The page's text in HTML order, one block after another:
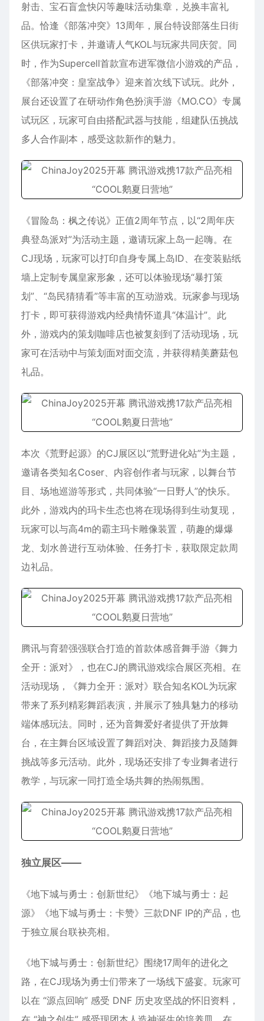
射击、宝石盲盒快闪等趣味活动集章，兑换丰富礼
品。恰逢《部落冲突》13周年，展台特设部落生日街
区供玩家打卡，并邀请人气KOL与玩家共同庆贺。同
时，作为Supercell首款宣布进军微信小游戏的产品，
《部落冲突：皇室战争》迎来首次线下试玩。此外，
展台还设置了在研动作角色扮演手游《MO.CO》专属
试玩区，玩家可自由搭配武器与技能，组建队伍挑战
多人合作副本，感受这款新作的魅力。
《冒险岛：枫之传说》正值2周年节点，以“2周年庆
典登岛派对”为活动主题，邀请玩家上岛一起嗨。在
CJ现场，玩家可以打印自身专属上岛ID、在变装贴纸
墙上定制专属皇家形象，还可以体验现场“暴打策
划”、“岛民猜猜看”等丰富的互动游戏。玩家参与现场
打卡，即可获得游戏内经典情怀道具“体温计”。此
外，游戏内的策划咖啡店也被复刻到了活动现场，玩
家可在活动中与策划面对面交流，并获得精美蘑菇包
礼品。
本次《荒野起源》的CJ展区以“荒野进化站”为主题，
邀请各类知名Coser、内容创作者与玩家，以舞台节
目、场地巡游等形式，共同体验“一日野人”的快乐。
此外，游戏内的玛卡生态也将在现场得到生动复现，
玩家可以与高4m的霸主玛卡雕像装置，萌趣的爆爆
龙、划水兽进行互动体验、任务打卡，获取限定款周
边礼品。
腾讯与育碧强强联合打造的首款体感音舞手游《舞力
全开：派对》，也在CJ的腾讯游戏综合展区亮相。在
活动现场，《舞力全开：派对》联合知名KOL为玩家
带来了系列精彩舞蹈表演，并展示了独具魅力的移动
端体感玩法。同时，还为音舞爱好者提供了开放舞
台，在主舞台区域设置了舞蹈对决、舞蹈接力及随舞
挑战等多元活动。此外，现场还安排了专业舞者进行
教学，与玩家一同打造全场共舞的热闹氛围。
独立展区——
《地下城与勇士：创新世纪》《地下城与勇士：起
源》《地下城与勇士：卡赞》三款DNF IP的产品，也
于独立展台联袂亮相。
《地下城与勇士：创新世纪》围绕17周年的进化之
路，在CJ现场为勇士们带来了一场线下盛宴。玩家可
以在 “源点回响” 感受 DNF 历史攻坚战的怀旧资料，